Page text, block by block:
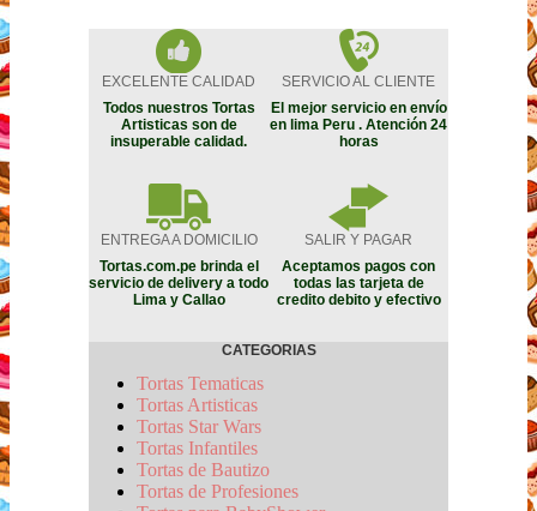
EXCELENTE CALIDAD
SERVICIO AL CLIENTE
Todos nuestros Tortas
Artisticas son de
insuperable calidad.
El mejor servicio en envío
en lima Peru . Atención 24
horas
ENTREGA A DOMICILIO
SALIR Y PAGAR
Tortas.com.pe brinda el
servicio de delivery a todo
Lima y Callao
Aceptamos pagos con
todas las tarjeta de
credito debito y efectivo
CATEGORIAS
Tortas Tematicas
Tortas Artisticas
Tortas Star Wars
Tortas Infantiles
Tortas de Bautizo
Tortas de Profesiones